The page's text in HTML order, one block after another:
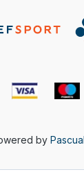
by Pascual